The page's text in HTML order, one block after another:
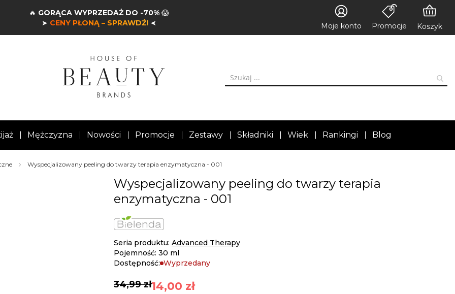
🔥 GORĄCA WYPRZEDAŻ DO -70%😱
➤ CENY PŁONĄ – SPRAWDŹ! ➤ Moje konto Promocje Koszyk
Mężczyzna Nowości Promocje Zestawy Składniki Wiek Rankingi Blog
Wyspecjalizowany peeling do twarzy terapia enzymatyczna - 001
Wyspecjalizowany peeling do twarzy terapia
enzymatyczna - 001
Seria produktu: Advanced Therapy
Pojemność: 30 ml
Dostępność: Wyprzedany
14,00 zł
34,99 zł